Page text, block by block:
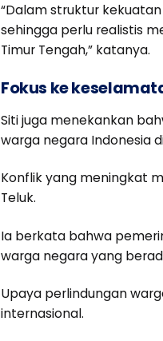
“Dalam struktur
sehingga perlu realistis
Timur Tengah,” katanya.
Fokus ke
Siti juga menekankan
warga negara Indonesia
Konflik yang meningkat
Teluk.
Ia berkata bahwa
warga negara yang
Upaya perlindungan
internasional.